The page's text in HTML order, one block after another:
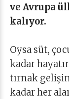
ve Avrupa
kalıyor.
Oysa süt,
kadar
tırnak
kadar her